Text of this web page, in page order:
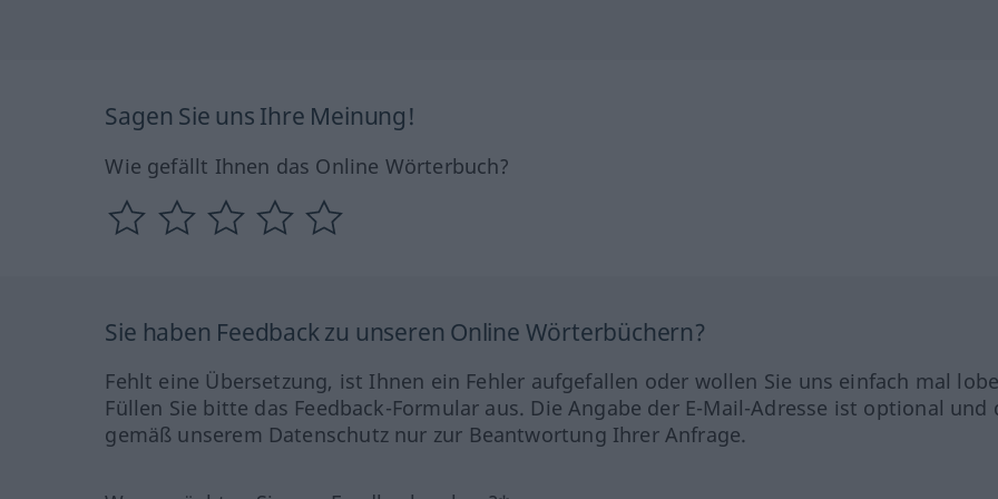
Sagen Sie uns Ihre Meinung!
Wie gefällt Ihnen das Online Wörterbuch?
Sie haben Feedback zu unseren Online Wörterbüchern?
Fehlt eine Übersetzung, ist Ihnen ein Fehler aufgefallen oder wollen Sie uns einfach mal
Füllen Sie bitte das Feedback-Formular aus. Die Angabe der E-Mail-Adresse ist optional und
gemäß unserem Datenschutz nur zur Beantwortung Ihrer Anfrage.